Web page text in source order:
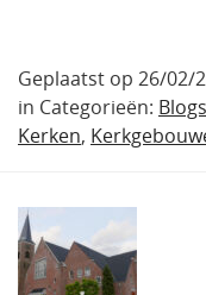
Geplaatst op 26/02/
in Categorieën:
Kerken,